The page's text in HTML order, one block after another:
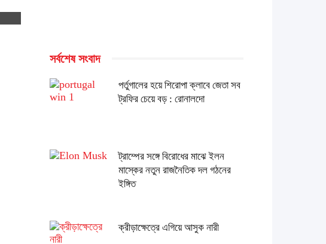
সর্বশেষ সংবাদ
পর্তুগালের হয়ে শিরোপা ক্লাবে জেতা সব
ট্রফির চেয়ে বড় : রোনালদো
ট্রাম্পের সঙ্গে বিরোধের মাঝে ইলন
মাস্কের নতুন রাজনৈতিক দল গঠনের
ইঙ্গিত
ক্রীড়াক্ষেত্রে এগিয়ে আসুক নারী